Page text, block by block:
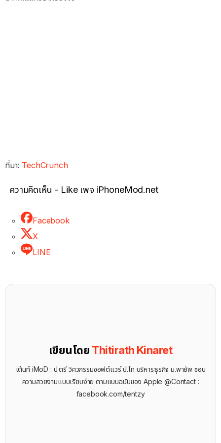
ที่มา: TechCrunch
ความคิดเห็น - Like เพจ iPhoneMod.net
Facebook
X
LINE
เขียนโดย Thitirath Kinaret
เต้นท์ iMoD : ป.ตรี วิศวกรรมซอฟต์แวร์ ป.โท บริหารธุรกิจ ม.พายัพ ชอบ
ความสวยงามแบบเรียบง่าย ตามแบบฉบับของ Apple @Contact :
facebook.com/tentzy